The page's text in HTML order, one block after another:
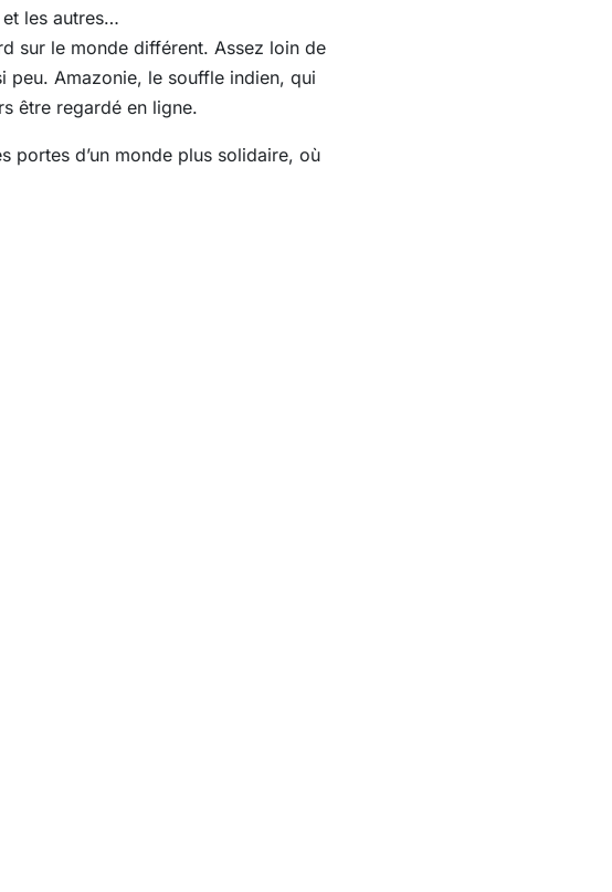
les autres…
sur le monde différent. Assez loin de
peu. Amazonie, le souffle indien, qui
être regardé en ligne.
portes d’un monde plus solidaire, où